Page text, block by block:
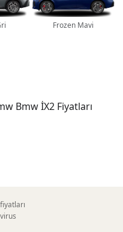
Frozen Mavi
Bmw İX2 Fiyatları